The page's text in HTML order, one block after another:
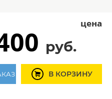
цена
руб.
В КОРЗИНУ